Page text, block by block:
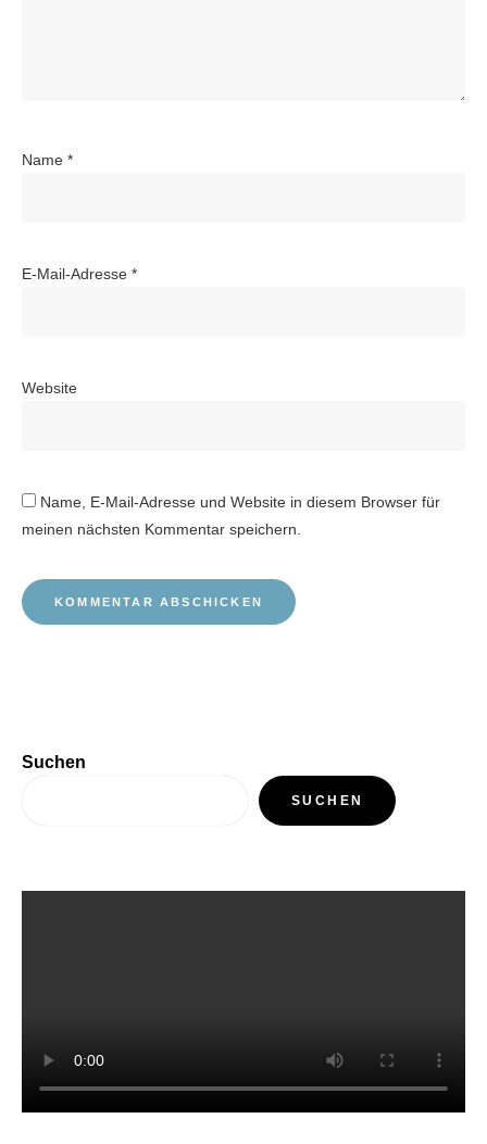
Name *
E-Mail-Adresse *
Website
Name, E-Mail-Adresse und Website in diesem Browser für
meinen nächsten Kommentar speichern.
Suchen
SUCHEN